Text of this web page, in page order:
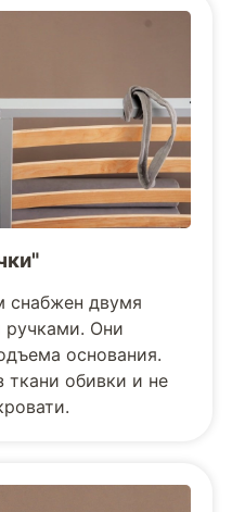
снабжен двумя
Они
основания.
ткани обивки и не